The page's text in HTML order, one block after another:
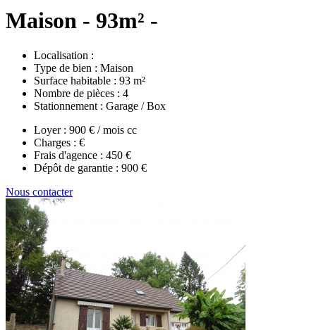
Maison - 93m² -
Localisation :
Type de bien : Maison
Surface habitable : 93 m²
Nombre de pièces : 4
Stationnement : Garage / Box
Loyer : 900 € / mois cc
Charges : €
Frais d'agence : 450 €
Dépôt de garantie : 900 €
Nous contacter